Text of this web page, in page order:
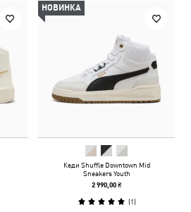
НОВИНКА
Кеди Shuffle Downtown Mid
Sneakers Youth
2 990,00 ₴
(1)